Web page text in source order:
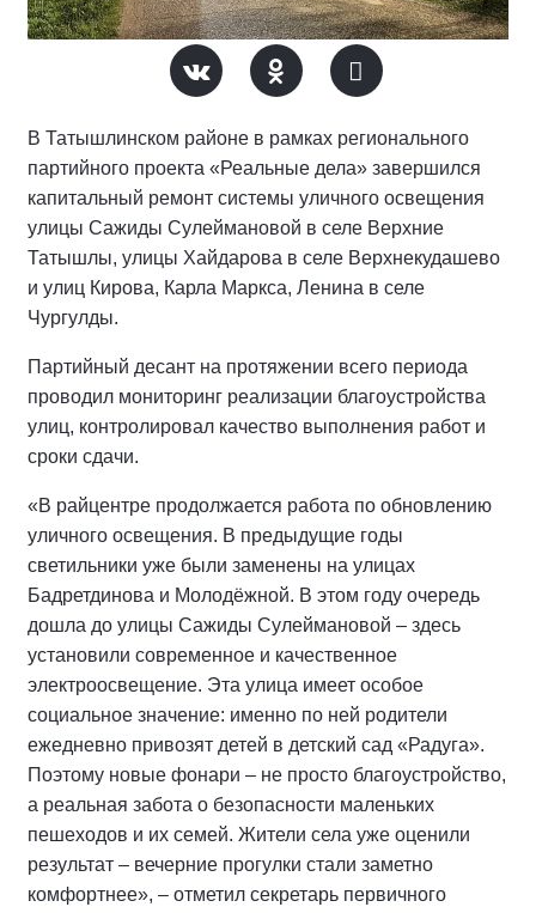
В Татышлинском районе в рамках регионального
партийного проекта «Реальные дела» завершился
капитальный ремонт системы уличного освещения
улицы Сажиды Сулеймановой в селе Верхние
Татышлы, улицы Хайдарова в селе Верхнекудашево
и улиц Кирова, Карла Маркса, Ленина в селе
Чургулды.
Партийный десант на протяжении всего периода
проводил мониторинг реализации благоустройства
улиц, контролировал качество выполнения работ и
сроки сдачи.
«В райцентре продолжается работа по обновлению
уличного освещения. В предыдущие годы
светильники уже были заменены на улицах
Бадретдинова и Молодёжной. В этом году очередь
дошла до улицы Сажиды Сулеймановой – здесь
установили современное и качественное
электроосвещение. Эта улица имеет особое
социальное значение: именно по ней родители
ежедневно привозят детей в детский сад «Радуга».
Поэтому новые фонари – не просто благоустройство,
а реальная забота о безопасности маленьких
пешеходов и их семей. Жители села уже оценили
результат – вечерние прогулки стали заметно
комфортнее», – отметил секретарь первичного